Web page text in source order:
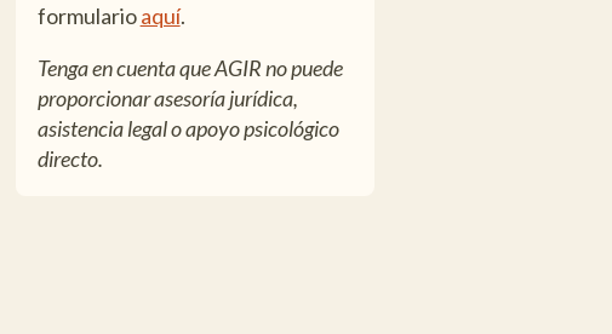
formularioaquí.
Tenga en cuenta que AGIR no puede
proporcionar asesoría jurídica,
asistencia legal o apoyo psicológico
directo.